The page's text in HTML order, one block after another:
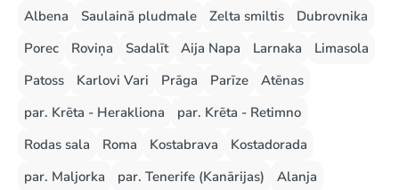
Albena
Saulainā pludmale Zelta smiltis
Dubrovnika
Porec
Roviņa Sadalīt Aija Napa Larnaka
Limasola
Patoss
Karlovi Vari Prāga Parīze
Atēnas
par. Krēta - Herakliona
par. Krēta - Retimno
Rodas sala
Roma Kostabrava
Kostadorada
par. Maljorka
par. Tenerife (Kanārijas)
Alanja